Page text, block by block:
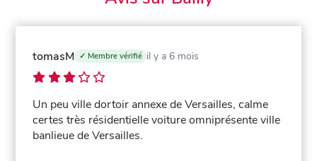
tomasM ✓ Membre vérifié il y a 6 mois
Un peu ville dortoir annexe de Versailles, calme
certes très résidentielle voiture omniprésente ville
banlieue de Versailles.